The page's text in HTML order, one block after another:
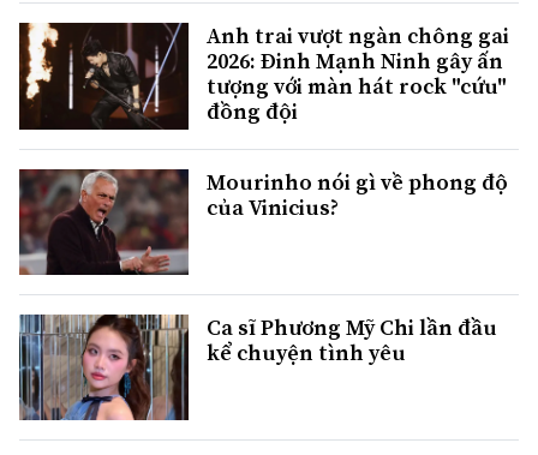
Anh trai vượt ngàn chông gai
2026: Đinh Mạnh Ninh gây ấn
tượng với màn hát rock "cứu"
đồng đội
Mourinho nói gì về phong độ
của Vinicius?
Ca sĩ Phương Mỹ Chi lần đầu
kể chuyện tình yêu